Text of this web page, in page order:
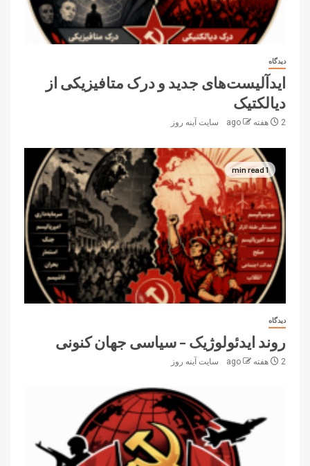
دیدگاه
ایدآلیست‌های جدید و درک متافیزیکی از
دیالکتیک
2 هفته ago سایت آینه‌ روز
1 min read
دیدگاه
روند ایدئولوژیک – سیاسی جهان کنونی
2 هفته ago سایت آینه‌ روز